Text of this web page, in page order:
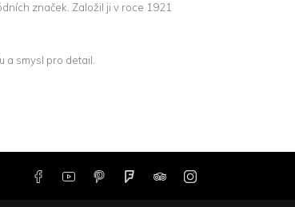
značek. Založil ji v roce 1921
a smysl pro detail.